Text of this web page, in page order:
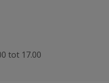
tot 17.00